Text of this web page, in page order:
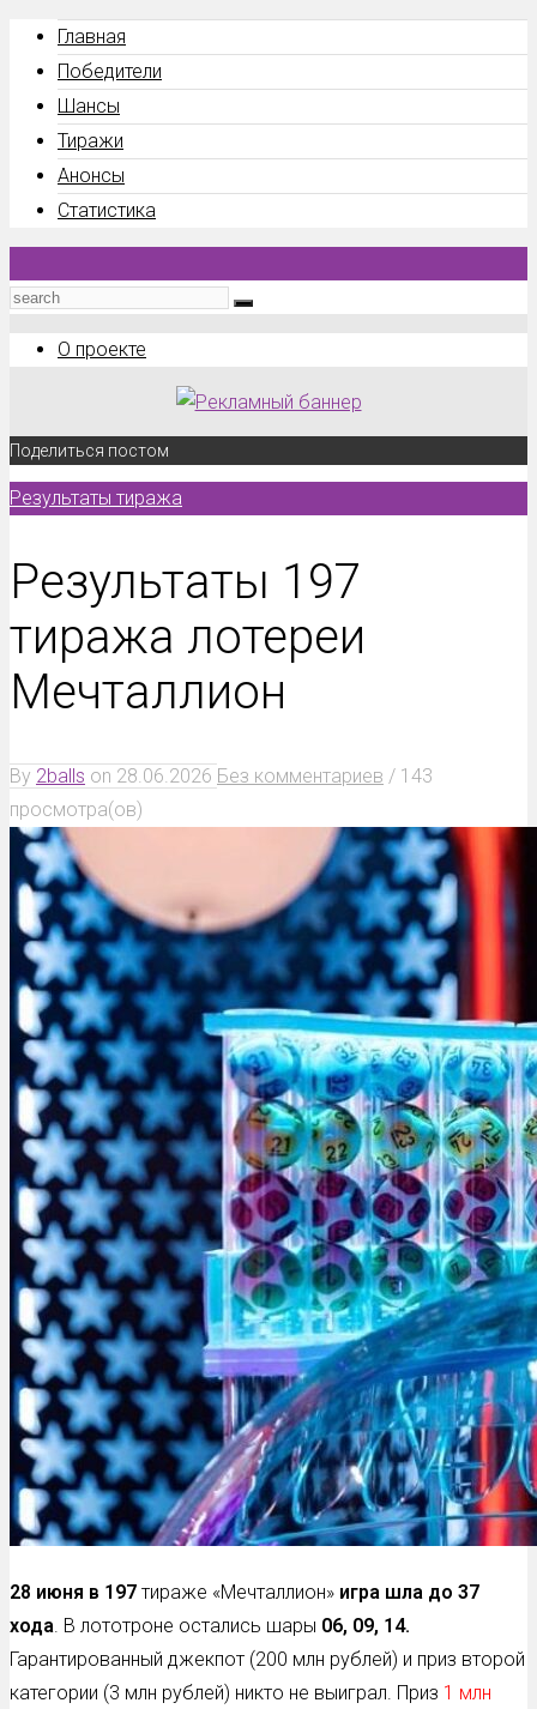
Главная
Победители
Шансы
Тиражи
Анонсы
Статистика
О проекте
Поделиться постом
Результаты тиража
Результаты 197
тиража лотереи
Мечталлион
By 2balls on 28.06.2026 Без комментариев / 143
просмотра(ов)
28 июня в 197 тираже «Мечталлион» игра шла до 37
хода. В лототроне остались шары 06, 09, 14.
Гарантированный джекпот (200 млн рублей) и приз второй
категории (3 млн рублей) никто не выиграл. Приз 1 млн